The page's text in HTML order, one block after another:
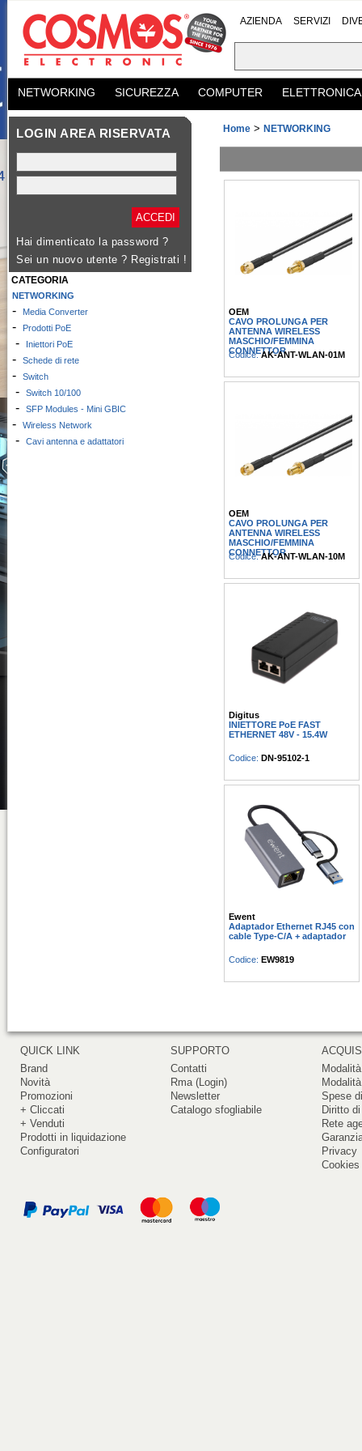
AZIENDA SERVIZI
NETWORKING SICUREZZA COMPUTER ELETTRONICA
LOGIN AREA RISERVATA
Hai dimenticato la password ?
Sei un nuovo utente ? Registrati !
CATEGORIA
NETWORKING
- Media Converter
- Prodotti PoE
- Iniettori PoE
- Schede di rete
- Switch
- Switch 10/100
- SFP Modules - Mini GBIC
- Wireless Network
- Cavi antenna e adattatori
Home > NETWORKING
OEM
CAVO PROLUNGA PER
ANTENNA WIRELESS
MASCHIO/FEMMINA
CONNETTOR
Codice:AK-ANT-WLAN-01M
OEM
CAVO PROLUNGA PER
ANTENNA WIRELESS
MASCHIO/FEMMINA
CONNETTOR
Codice:AK-ANT-WLAN-10M
Digitus
INIETTORE PoE FAST
ETHERNET 48V - 15.4W
Codice: DN-95102-1
Ewent
Adaptador Ethernet RJ45 con
cable Type-C/A + adaptador
Codice: EW9819
QUICK LINK
Brand
Novità
Promozioni
+ Cliccati
+ Venduti
Prodotti in liquidazione
Configuratori
SUPPORTO
Contatti
Rma (Login)
Newsletter
Catalogo sfogliabile
Spese
Diritto
Rete
Privacy